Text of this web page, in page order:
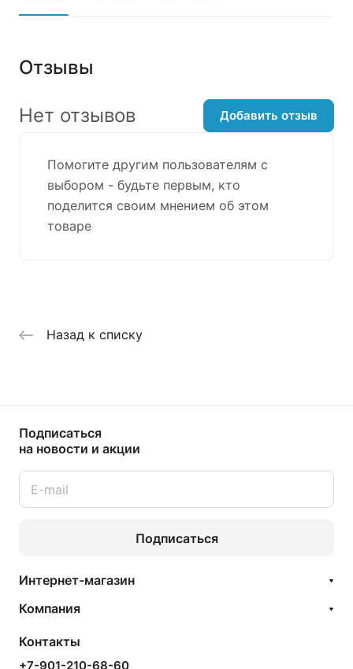
Отзывы
Помогите другим пользователям с
выбором - будьте первым, кто
поделится своим мнением об этом
товаре
Нет отзывов Добавить отзыв
Назад к списку
Подписаться
на новости и акции
Подписаться
Интернет-магазин
Компания
Контакты
+7-901-210-68-60